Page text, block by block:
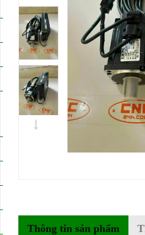
Thông tin sản phẩm